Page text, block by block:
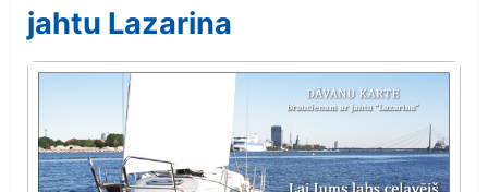
jahtu Lazarina